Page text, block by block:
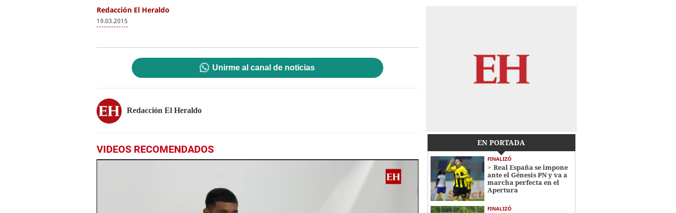
Redacción El Heraldo
19.03.2015
Unirme al canal de noticias
Redacción El Heraldo
VIDEOS RECOMENDADOS
EN PORTADA
FINALIZÓ
Real España se impone
ante el Génesis PN y va a
marcha perfecta en el
Apertura
FINALIZÓ